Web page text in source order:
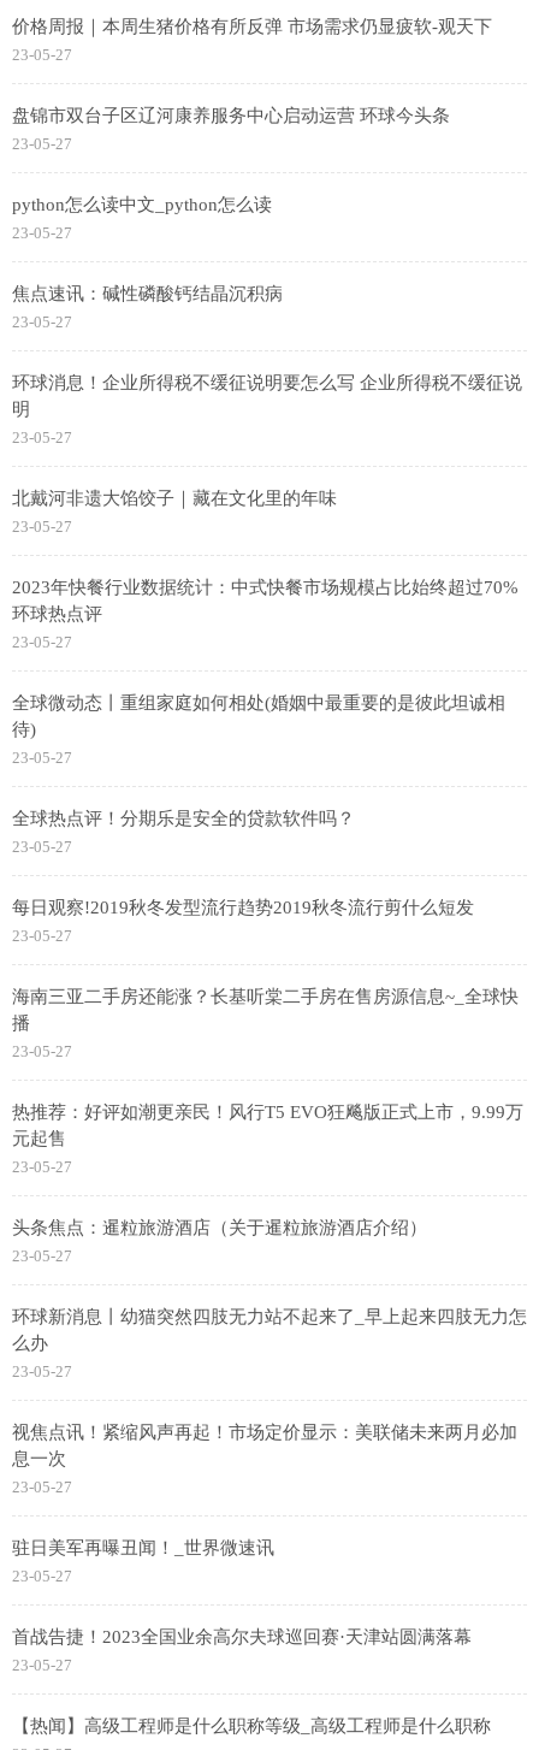
价格周报｜本周生猪价格有所反弹 市场需求仍显疲软-观天下
23-05-27
盘锦市双台子区辽河康养服务中心启动运营 环球今头条
23-05-27
python怎么读中文_python怎么读
23-05-27
焦点速讯：碱性磷酸钙结晶沉积病
23-05-27
环球消息！企业所得税不缓征说明要怎么写 企业所得税不缓征说
明
23-05-27
北戴河非遗大馅饺子｜藏在文化里的年味
23-05-27
2023年快餐行业数据统计：中式快餐市场规模占比始终超过70%
环球热点评
23-05-27
全球微动态丨重组家庭如何相处(婚姻中最重要的是彼此坦诚相
待)
23-05-27
全球热点评！分期乐是安全的贷款软件吗？
23-05-27
每日观察!2019秋冬发型流行趋势2019秋冬流行剪什么短发
23-05-27
海南三亚二手房还能涨？长基听棠二手房在售房源信息~_全球快
播
23-05-27
热推荐：好评如潮更亲民！风行T5 EVO狂飚版正式上市，9.99万
元起售
23-05-27
头条焦点：暹粒旅游酒店（关于暹粒旅游酒店介绍）
23-05-27
环球新消息丨幼猫突然四肢无力站不起来了_早上起来四肢无力怎
么办
23-05-27
视焦点讯！紧缩风声再起！市场定价显示：美联储未来两月必加
息一次
23-05-27
驻日美军再曝丑闻！_世界微速讯
23-05-27
首战告捷！2023全国业余高尔夫球巡回赛·天津站圆满落幕
23-05-27
【热闻】高级工程师是什么职称等级_高级工程师是什么职称